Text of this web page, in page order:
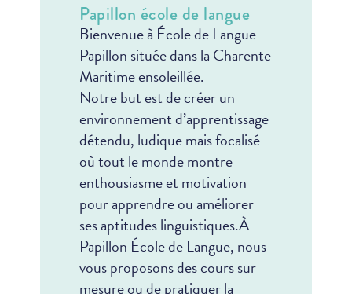
Papillon école de langue
Bienvenue à École de Langue
Papillon située dans la Charente
Maritime ensoleillée.
Notre but est de créer un
environnement d’apprentissage
détendu, ludique mais focalisé
où tout le monde montre
enthousiasme et motivation
pour apprendre ou améliorer
ses aptitudes linguistiques.À
Papillon École de Langue, nous
vous proposons des cours sur
mesure ou de pratiquer la